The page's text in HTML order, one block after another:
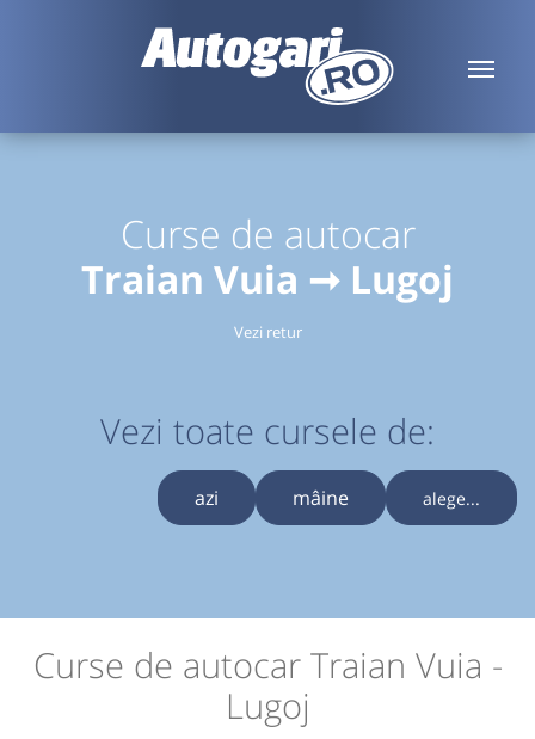
Curse de autocar
Traian Vuia ➞ Lugoj
Vezi retur
Vezi toate cursele de:
azi mâine alege...
Curse de autocar Traian Vuia -
Lugoj